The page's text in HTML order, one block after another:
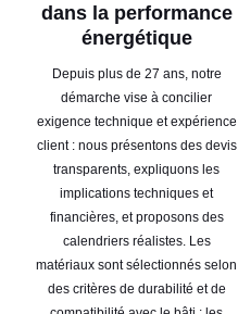
dans la performance
énergétique
Depuis plus de 27 ans, notre
démarche vise à concilier
exigence technique et expérience
client : nous présentons des devis
transparents, expliquons les
implications techniques et
financières, et proposons des
calendriers réalistes. Les
matériaux sont sélectionnés selon
des critères de durabilité et de